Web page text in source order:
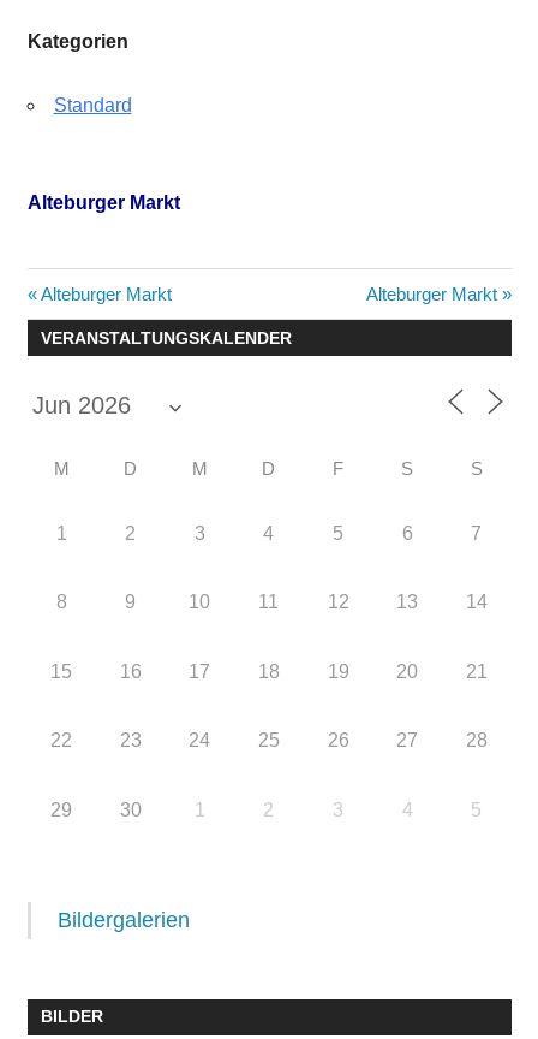
Kategorien
Standard
Alteburger Markt
Beitragsnavigation
Vorheriger
Beitrag:
Alteburger Markt
Nächster
Beitrag:
Alteburger Markt
VERANSTALTUNGSKALENDER
M D M D F S S
1 2 3 4 5 6 7
8 9 10 11 12 13 14
15 16 17 18 19 20 21
22 23 24 25 26 27 28
29 30 1 2 3 4 5
Bildergalerien
BILDER